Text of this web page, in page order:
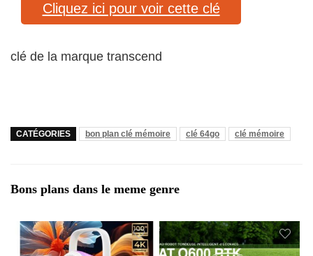
Cliquez ici pour voir cette clé
clé de la marque transcend
CATÉGORIES bon plan clé mémoire clé 64go clé mémoire
Bons plans dans le meme genre